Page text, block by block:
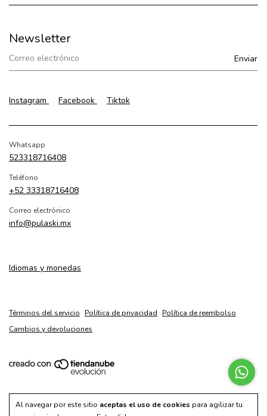
Al navegar por este sitio aceptas el uso de cookies para agilizar tu
Newsletter
Instagram Facebook Tiktok
Whatsapp
523318716408
Teléfono
+52 33318716408
Correo electrónico
info@pulaski.mx
Idiomas y monedas
Términos del servicio Política de privacidad
Política de reembolso
Cambios y devoluciones
Copyright Pulaski Shoes - 2026. Todos los derechos reservados.